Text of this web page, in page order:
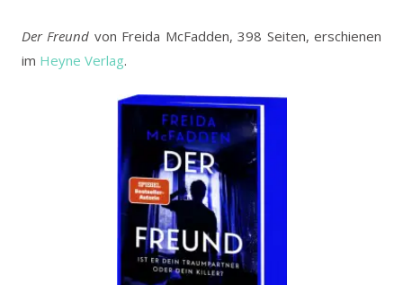
Der Freund von Freida McFadden, 398 Seiten, erschienen
im Heyne Verlag.